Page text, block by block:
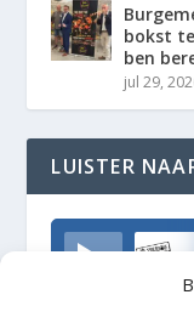
bokst
ben
jul 29,
LUISTER